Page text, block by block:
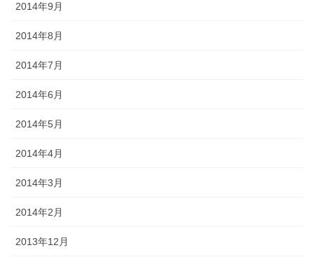
2014年9月
2014年8月
2014年7月
2014年6月
2014年5月
2014年4月
2014年3月
2014年2月
2013年12月